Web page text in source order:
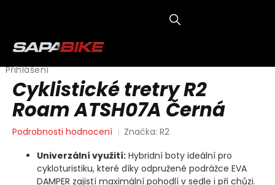
Přihlášení
Cyklistické tretry R2
Roam ATSH07A Černá
Průměrné
produktu
Podrobnosti hodnocení Značka:R2
Univerzální využití: Hybridní boty ideální pro
cykloturistiku, které díky odpružené podrážce EVA
DAMPER zajistí maximální pohodlí v sedle i při chůzi.